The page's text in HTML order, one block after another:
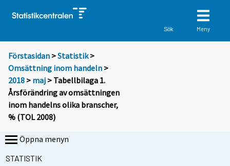
Sök Meny
Förstasidan >Statistik >
Omsättning inom handeln >
2018 > maj > Tabellbilaga 1.
Årsförändring av omsättningen
inom handelns olika branscher,
% (TOL 2008)
Öppna menyn
STATISTIK